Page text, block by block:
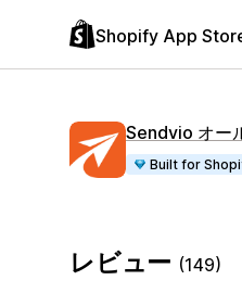
Shopify App
Sendvio オー
Built for
レビュー (149)